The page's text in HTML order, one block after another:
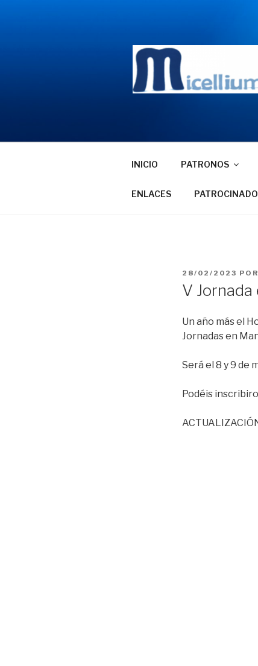
INICIO PATRONOS
ENLACES
PUBLICADO
28/02/2023 POR
V
Un año más el
Jornadas en
Será el 8 y 9 de
Podéis